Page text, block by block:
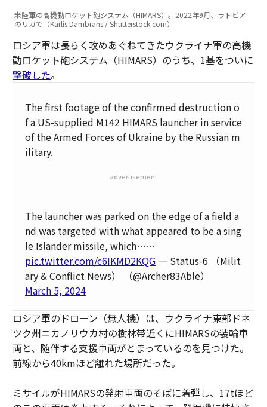
米陸軍の高機動ロケット砲システム（HIMARS）。2022年9月、ラトビア
のリガで（Karlis Dambrans / Shutterstock.com）
ロシア軍は長らく攻めあぐねてきたウクライナ軍の高機
動ロケット砲システム（HIMARS）のうち、1基をついに
撃破した。
The first footage of the confirmed destruction o
f a US-supplied M142 HIMARS launcher in service
of the Armed Forces of Ukraine by the Russian m
ilitary.
advertisement
The launcher was parked on the edge of a field a
nd was targeted with what appeared to be a sing
le Islander missile, which……
pic.twitter.com/c6IKMD2KQG— Status-6 （Milit
ary & Conflict News） （@Archer83Able）
March 5, 2024
ロシア軍のドローン（無人機）は、ウクライナ東部ドネ
ツク州ニカノリウカ村の樹林帯近くにHIMARSの装輪車
両と、随伴する支援車両がとまっているのを見つけた。
前線から40kmほど離れた場所だった。
ミサイルがHIMARSの発射車両のそばに着弾し、17tほど